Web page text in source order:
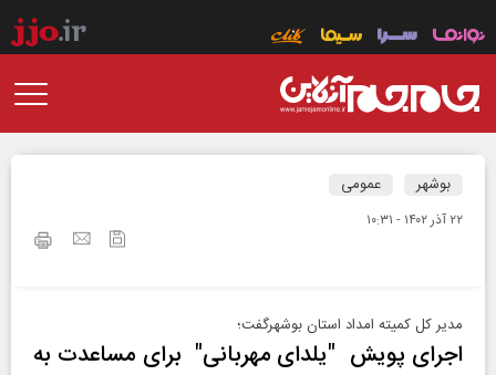
بوشهر عمومی
۲۲ آذر ۱۴۰۲ - ۱۰:۳۱
مدیر کل کمیته امداد استان بوشهرگفت؛
اجرای پویش "یلدای مهربانی" برای مساعدت به